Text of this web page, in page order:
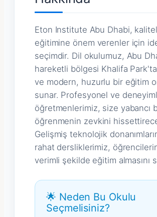
Eton Institute Abu Dhabi,
eğitimine önem verenler için
seçimdir. Dil okulumuz, Abu
hareketli bölgesi Khalifa Park'ta
ve modern, huzurlu bir eğitim
sunar. Profesyonel ve
öğretmenlerimiz, size yabancı
öğrenmenin zevkini
Gelişmiş teknolojik
rahat dersliklerimiz,
verimli şekilde eğitim almasını
🌟 Neden Bu Okulu
Seçmelisiniz?